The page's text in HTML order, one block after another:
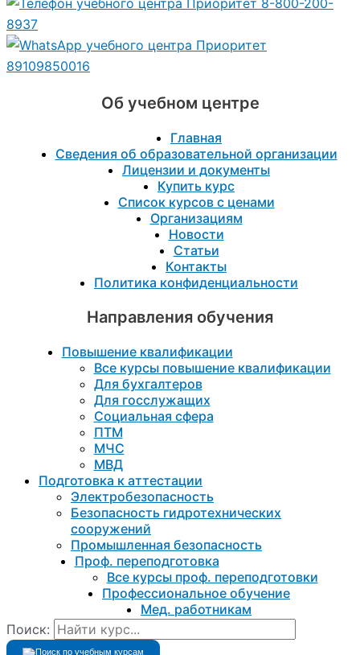
8-800-200-
8937
89109850016
Об учебном центре
Главная
Сведения об образовательной организации
Лицензии и документы
Купить курс
Список курсов с ценами
Организациям
Новости
Статьи
Контакты
Политика конфиденциальности
Направления обучения
Повышение квалификации
Все курсы повышение квалификации
Для бухгалтеров
Для госслужащих
Социальная сфера
ПТМ
МЧС
МВД
Подготовка к aттестации
Электробезопасность
Безопасность гидротехнических
сооружений
Промышленная безопасность
Проф. переподготовка
Все курсы проф. переподготовки
Профессиональное обучение
Мед. работникам
Поиск: